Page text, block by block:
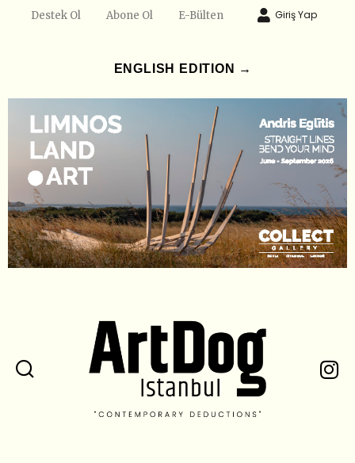
Destek Ol Abone Ol E-Bülten Giriş Yap
ENGLISH EDITION →